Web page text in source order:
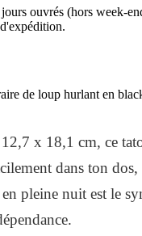
ouvrés (hors week-
de loup hurlant en
x 18,1 cm, ce
dans ton
pleine nuit est le